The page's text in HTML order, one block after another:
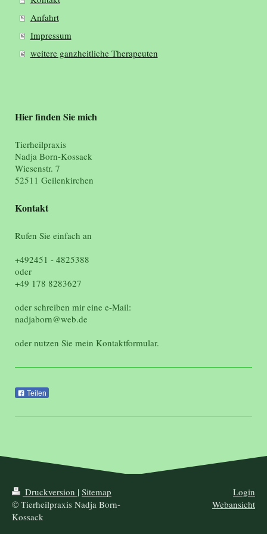
Anfahrt
Impressum
weitere ganzheitliche Therapeuten
Hier finden Sie mich
Tierheilpraxis
Nadja Born-Kossack
Wiesenstr. 7
52511 Geilenkirchen
Kontakt
Rufen Sie einfach an
+492451 - 4825388
oder
+49 178 8283627
oder schreiben mir eine e-Mail:
nadjaborn@web.de
oder nutzen Sie mein Kontaktformular.
Teilen
Druckversion | Sitemap
© Tierheilpraxis Nadja Born-
Kossack
Login
Webansicht